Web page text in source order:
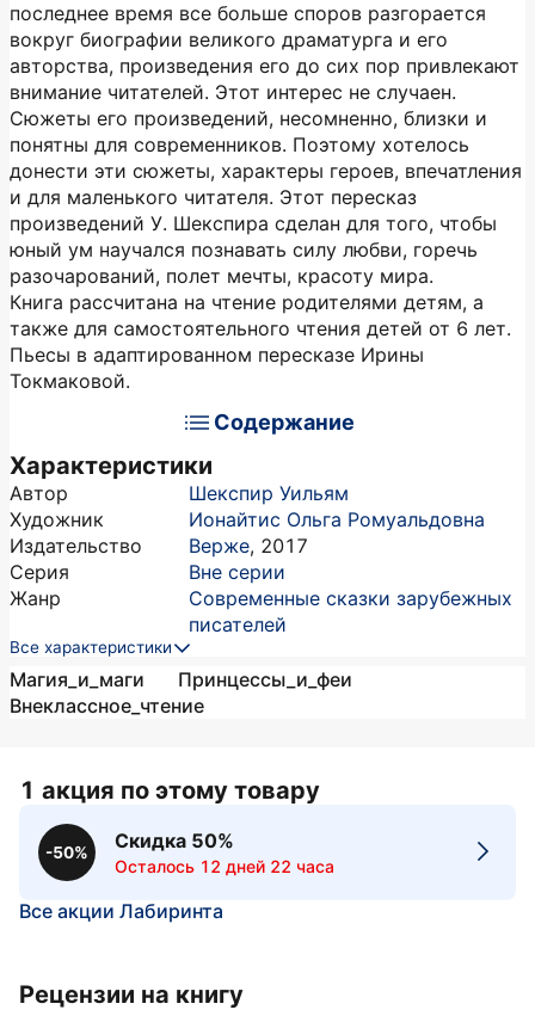
последнее время все больше споров разгорается
вокруг биографии великого драматурга и его
авторства, произведения его до сих пор привлекают
внимание читателей. Этот интерес не случаен.
Сюжеты его произведений, несомненно, близки и
понятны для современников. Поэтому хотелось
донести эти сюжеты, характеры героев, впечатления
и для маленького читателя. Этот пересказ
произведений У. Шекспира сделан для того, чтобы
юный ум научался познавать силу любви, горечь
разочарований, полет мечты, красоту мира.
Книга рассчитана на чтение родителями детям, а
также для самостоятельного чтения детей от 6 лет.
Пьесы в адаптированном пересказе Ирины
Токмаковой.
Содержание
Характеристики
Автор
Шекспир Уильям
Художник
Ионайтис Ольга Ромуальдовна
Издательство
Верже, 2017
Серия
Вне серии
Жанр
Современные сказки зарубежных
писателей
Все характеристики
Магия_и_маги
Принцессы_и_феи
Внеклассное_чтение
1 акция по этому товару
-50%
Скидка 50%
Осталось 12 дней 22 часа
Все акции Лабиринта
Рецензии на книгу